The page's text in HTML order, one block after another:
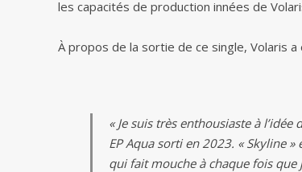
les capacités de production innées de
À propos de la sortie de ce single, Volaris a
« Je suis très enthousiaste à
EP Aqua sorti en 2023. « Skyline
qui fait mouche à chaque fois que